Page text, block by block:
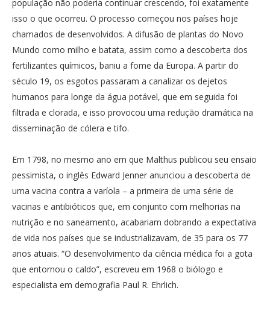
população não poderia continuar crescendo, foi exatamente
isso o que ocorreu. O processo começou nos países hoje
chamados de desenvolvidos. A difusão de plantas do Novo
Mundo como milho e batata, assim como a descoberta dos
fertilizantes químicos, baniu a fome da Europa. A partir do
século 19, os esgotos passaram a canalizar os dejetos
humanos para longe da água potável, que em seguida foi
filtrada e clorada, e isso provocou uma redução dramática na
disseminação de cólera e tifo.
Em 1798, no mesmo ano em que Malthus publicou seu ensaio
pessimista, o inglês Edward Jenner anunciou a descoberta de
uma vacina contra a varíola – a primeira de uma série de
vacinas e antibióticos que, em conjunto com melhorias na
nutrição e no saneamento, acabariam dobrando a expectativa
de vida nos países que se industrializavam, de 35 para os 77
anos atuais. “O desenvolvimento da ciência médica foi a gota
que entornou o caldo”, escreveu em 1968 o biólogo e
especialista em demografia Paul R. Ehrlich.